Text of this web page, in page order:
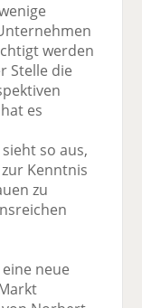
werden
Stelle die
es
so aus,
Kenntnis
zu
neue